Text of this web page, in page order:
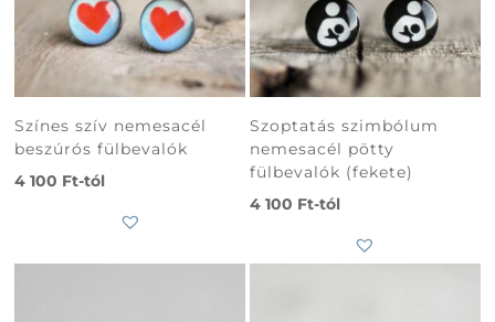
Színes szív nemesacél
beszúrós fülbevalók
4 100 Ft-tól
Szoptatás szimbólum
nemesacél pötty
fülbevalók (fekete)
4 100 Ft-tól